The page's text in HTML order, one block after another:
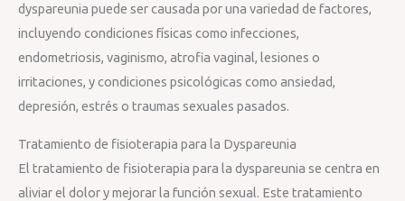
dyspareunia puede ser causada por una variedad de factores,
incluyendo condiciones físicas como infecciones,
endometriosis, vaginismo, atrofia vaginal, lesiones o
irritaciones, y condiciones psicológicas como ansiedad,
depresión, estrés o traumas sexuales pasados.
Tratamiento de fisioterapia para la Dyspareunia
El tratamiento de fisioterapia para la dyspareunia se centra en
aliviar el dolor y mejorar la función sexual. Este tratamiento